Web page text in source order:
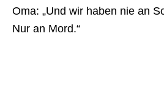
Oma: „Und wir haben nie an
Nur an Mord.“